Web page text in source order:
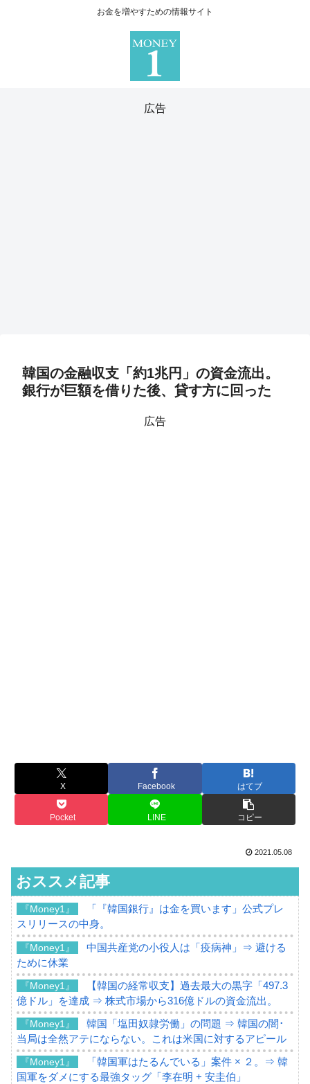
お金を増やすための情報サイト
広告
韓国の金融収支「約1兆円」の資金流出。
銀行が巨額を借りた後、貸す方に回った
広告
X Facebook はてブ
Pocket LINE コピー
2021.05.08
おススメ記事
『Money1』
「『韓国銀行』は金を買います」公式プレ
スリリースの中身。
『Money1』
中国共産党の小役人は「疫病神」⇒ 避ける
ために休業
『Money1』
【韓国の経常収支】過去最大の黒字「497.3
億ドル」を達成 ⇒ 株式市場から316億ドルの資金流出。
『Money1』
韓国「塩田奴隷労働」の問題 ⇒ 韓国の闇･
当局は全然アテにならない。これは米国に対するアピール
『Money1』
「韓国軍はたるんでいる」案件 × ２。⇒ 韓
国軍をダメにする最強タッグ「李在明 + 安圭伯」